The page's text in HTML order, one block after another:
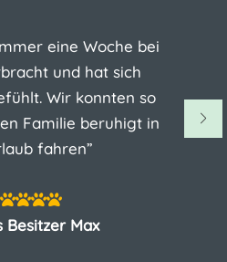
eine Woche bei
und hat sich
Wir konnten so
Familie beruhigt in
fahren”
Besitzer Max